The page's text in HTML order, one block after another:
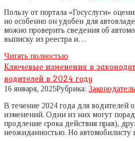
Пользу от портала «Госуслуги»
но особенно он удобен для
можно проверить сведения об
выписку из реестра и…
Читать полностью
Ключевые изменения в
водителей в 2024 году
16 января, 2025Рубрика:
В течение 2024 года для водителей
изменений. Одни из них могут
продление срока действия прав),
неожиданностью. Но автомобилисту